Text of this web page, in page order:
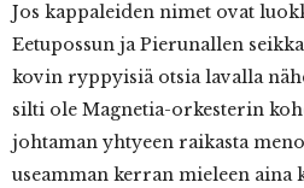
Jos kappaleiden nimet ovat
Eetupossun ja Pierunallen
kovin ryppyisiä otsia lavalla
silti ole Magnetia-orkesterin
johtaman yhtyeen raikasta
useamman kerran mieleen aina